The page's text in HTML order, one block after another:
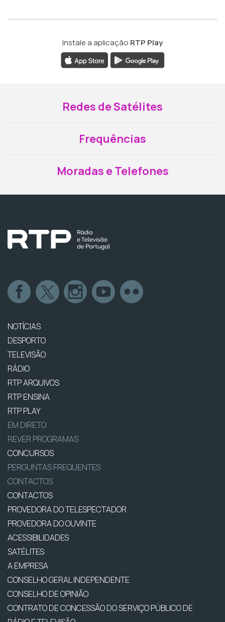
Instale a aplicação RTP Play
Redes de Satélites
Frequências
Moradas e Telefones
NOTÍCIAS
DESPORTO
TELEVISÃO
RÁDIO
RTP ARQUIVOS
RTP ENSINA
RTP PLAY
EM DIRETO
REVER PROGRAMAS
CONCURSOS
PERGUNTAS FREQUENTES
CONTACTOS
CONTACTOS
PROVEDORA DO TELESPECTADOR
PROVEDORA DO OUVINTE
ACESSIBILIDADES
SATÉLITES
A EMPRESA
CONSELHO GERAL INDEPENDENTE
CONSELHO DE OPINIÃO
CONTRATO DE CONCESSÃO DO SERVIÇO PÚBLICO DE